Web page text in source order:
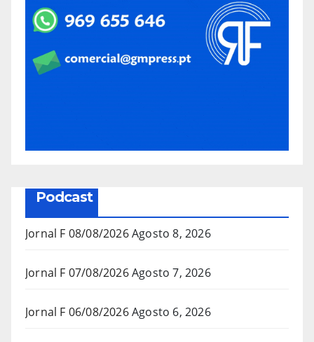
Podcast
Jornal F 08/08/2026Agosto 8, 2026
Jornal F 07/08/2026Agosto 7, 2026
Jornal F 06/08/2026Agosto 6, 2026